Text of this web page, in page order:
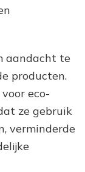
aandacht te
producten.
eco-
ze gebruik
verminderde